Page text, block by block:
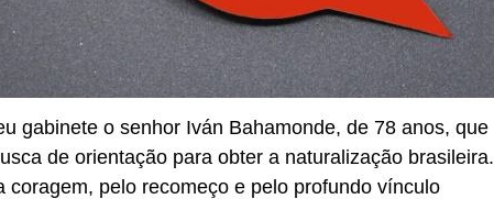
gabinete o senhor Iván Bahamonde, de 78 anos, que
de orientação para obter a naturalização brasileira.
coragem, pelo recomeço e pelo profundo vínculo